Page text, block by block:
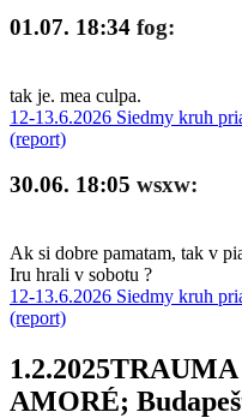
01.07. 18:34 fog:
tak je. mea culpa.
12-13.6.2026 Siedmy kruh
(report)
30.06. 18:05 wsxw:
Ak si dobre pamatam, tak v
Iru hrali v sobotu ?
12-13.6.2026 Siedmy kruh
(report)
AMORÉ;